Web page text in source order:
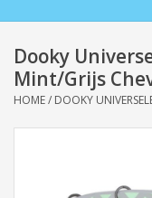
Wonen/koken/
Koffie & thee
Dooky
Mint/Grijs
HOME/ DOOKY